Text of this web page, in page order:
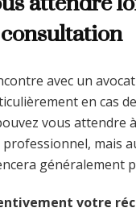
avec un
en cas
vous attendre
mais
généralement
votre